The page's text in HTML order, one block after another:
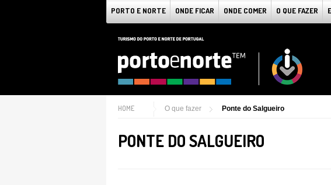
PORTO E NORTE ONDE FICAR ONDE COMER O QUE FAZER
HOME O que fazer Ponte do Salgueiro
PONTE DO SALGUEIRO